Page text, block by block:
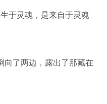
于灵魂，是来自于灵魂
向了两边，露出了那藏在